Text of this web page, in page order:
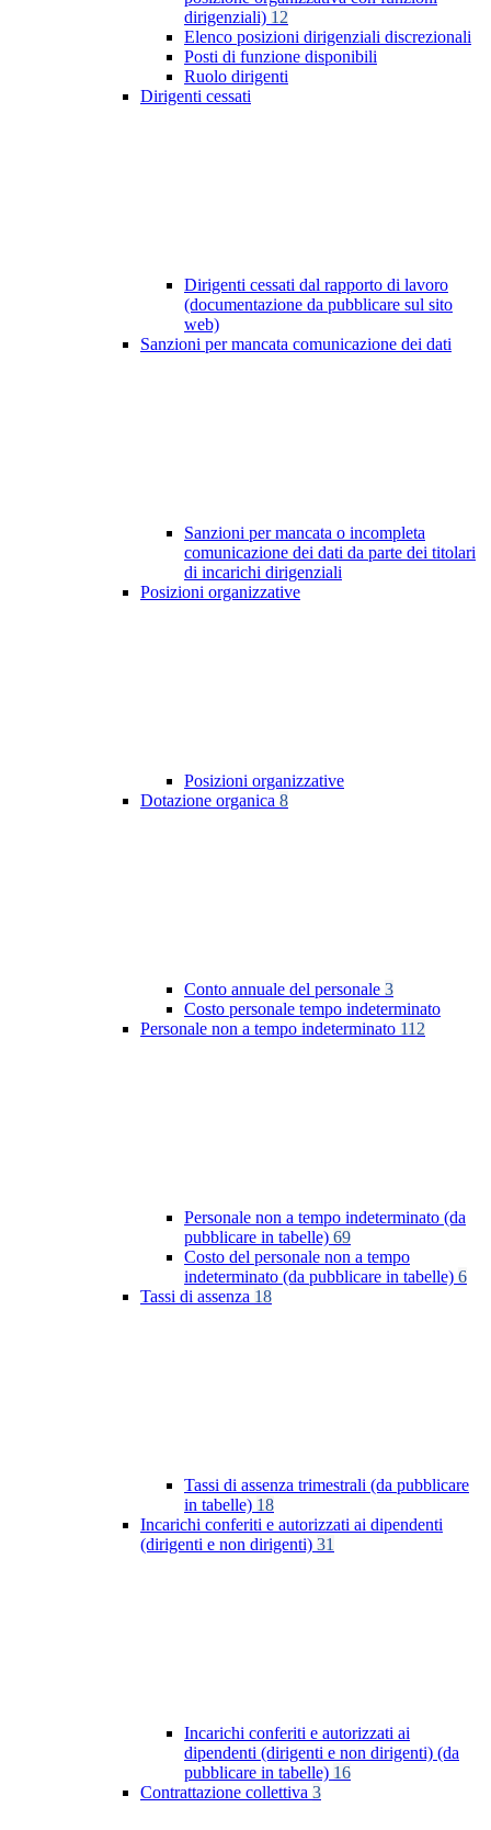
dirigenziali) 12
Elenco posizioni dirigenziali discrezionali
Posti di funzione disponibili
Ruolo dirigenti
Dirigenti cessati
Dirigenti cessati dal rapporto di lavoro
(documentazione da pubblicare sul sito
web)
Sanzioni per mancata comunicazione dei dati
Sanzioni per mancata o incompleta
comunicazione dei dati da parte dei titolari
di incarichi dirigenziali
Posizioni organizzative
Posizioni organizzative
Dotazione organica 8
Conto annuale del personale 3
Costo personale tempo indeterminato
Personale non a tempo indeterminato 112
Personale non a tempo indeterminato (da
pubblicare in tabelle) 69
Costo del personale non a tempo
indeterminato (da pubblicare in tabelle) 6
Tassi di assenza 18
Tassi di assenza trimestrali (da pubblicare
in tabelle) 18
Incarichi conferiti e autorizzati ai dipendenti
(dirigenti e non dirigenti) 31
Incarichi conferiti e autorizzati ai
dipendenti (dirigenti e non dirigenti) (da
pubblicare in tabelle) 16
Contrattazione collettiva 3